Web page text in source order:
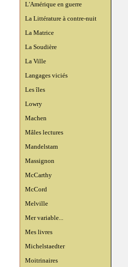
L'Amérique en guerre
La Littérature à contre-nuit
La Matrice
La Soudière
La Ville
Langages viciés
Les îles
Lowry
Machen
Mâles lectures
Mandelstam
Massignon
McCarthy
McCord
Melville
Mer variable...
Mes livres
Michelstaedter
Moitrinaires